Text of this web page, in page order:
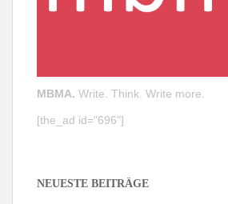
MBMA. Write. Think. Write more.
[the_ad id="696"]
NEUESTE BEITRÄGE